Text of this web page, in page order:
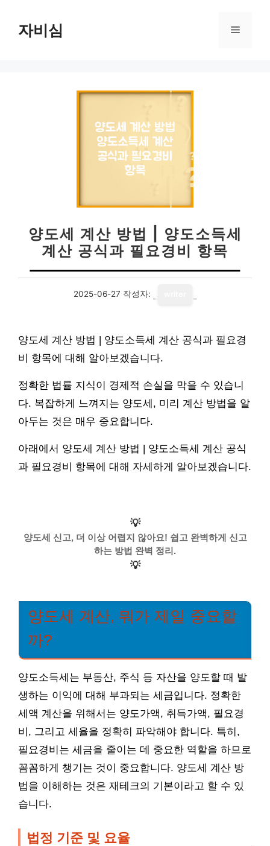
자비심 메
양도세 계산 방법 | 양도소득세
계산 공식과 필요경비 항목
2025-06-27 작성자:
양도세 계산 방법 | 양도소득세 계산 공식과 필요경
비 항목에 대해 알아보겠습니다.
정확한 법률 지식이 경제적 손실을 막을 수 있습니
다. 복잡하게 느껴지는 양도세, 미리 계산 방법을 알
아두는 것은 매우 중요합니다.
아래에서 양도세 계산 방법 | 양도소득세 계산 공식
과 필요경비 항목에 대해 자세하게 알아보겠습니다.
💡
양도세 신고, 더 이상 어렵지 않아요! 쉽고 완벽하게 신고
하는 방법 완벽 정리.
💡
양도세 계산, 뭐가 제일 중요할
까?
양도소득세는 부동산, 주식 등 자산을 양도할 때 발
생하는 이익에 대해 부과되는 세금입니다. 정확한
세액 계산을 위해서는 양도가액, 취득가액, 필요경
비, 그리고 세율을 정확히 파악해야 합니다. 특히,
필요경비는 세금을 줄이는 데 중요한 역할을 하므로
꼼꼼하게 챙기는 것이 중요합니다. 양도세 계산 방
법을 이해하는 것은 재테크의 기본이라고 할 수 있
습니다.
법정 기준 및 요율